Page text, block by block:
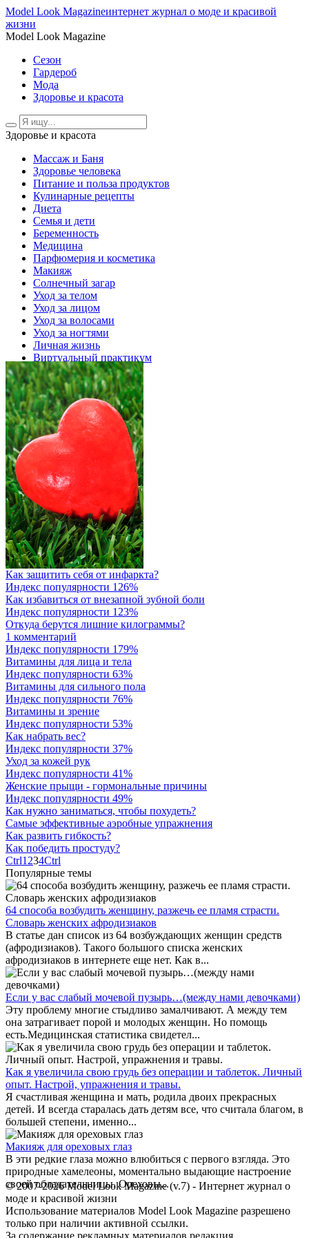
Model Look Magazineинтернет журнал о моде и красивой
жизни
Model Look Magazine
Сезон
Гардероб
Мода
Здоровье и красота
Здоровье и красота
Массаж и Баня
Здоровье человека
Питание и польза продуктов
Кулинарные рецепты
Диета
Семья и дети
Беременность
Медицина
Парфюмерия и косметика
Макияж
Солнечный загар
Уход за телом
Уход за лицом
Уход за волосами
Уход за ногтями
Личная жизнь
Виртуальный практикум
Как защитить себя от инфаркта?
Индекс популярности 126%
Как избавиться от внезапной зубной боли
Индекс популярности 123%
Откуда берутся лишние килограммы?
1 комментарий
Индекс популярности 179%
Витамины для лица и тела
Индекс популярности 63%
Витамины для сильного пола
Индекс популярности 76%
Витамины и зрение
Индекс популярности 53%
Как набрать вес?
Индекс популярности 37%
Уход за кожей рук
Индекс популярности 41%
Женские прыщи - гормональные причины
Индекс популярности 49%
Как нужно заниматься, чтобы похудеть?
Самые эффективные аэробные упражнения
Как развить гибкость?
Как победить простуду?
Ctrl1 234Ctrl
Популярные темы
64 способа возбудить женщину, разжечь ее пламя страсти.
Словарь женских афродизиаков
В статье дан список из 64 возбуждающих женщин средств
(афродизиаков). Такого большого списка женских
афродизиаков в интернете еще нет. Как в...
Если у вас слабый мочевой пузырь…(между нами девочками)
Эту проблему многие стыдливо замалчивают. А между тем
она затрагивает порой и молодых женщин. Но помощь
есть.Медицинская статистика свидетел...
Как я увеличила свою грудь без операции и таблеток. Личный
опыт. Настрой, упражнения и травы.
Я счастливая женщина и мать, родила двоих прекрасных
детей. И всегда старалась дать детям все, что считала благом, в
большей степени, именно...
Макияж для ореховых глаз
В эти редкие глаза можно влюбиться с первого взгляда. Это
природные хамелеоны, моментально выдающие настроение
своей обладательницы. Ореховы...
© 2007-2026 Model Look Magazine (v.7) - Интернет журнал о
моде и красивой жизни
Использование материалов Model Look Magazine разрешено
только при наличии активной ссылки.
За содержание рекламных материалов редакция